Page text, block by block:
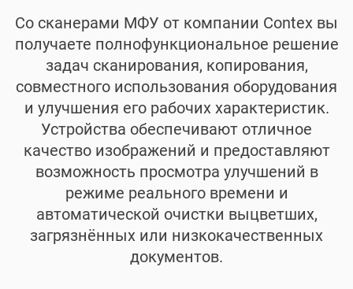
Со сканерами МФУ от компании Contex вы
получаете полнофункциональное решение
задач сканирования, копирования,
совместного использования оборудования
и улучшения его рабочих характеристик.
Устройства обеспечивают отличное
качество изображений и предоставляют
возможность просмотра улучшений в
режиме реального времени и
автоматической очистки выцветших,
загрязнённых или низкокачественных
документов.